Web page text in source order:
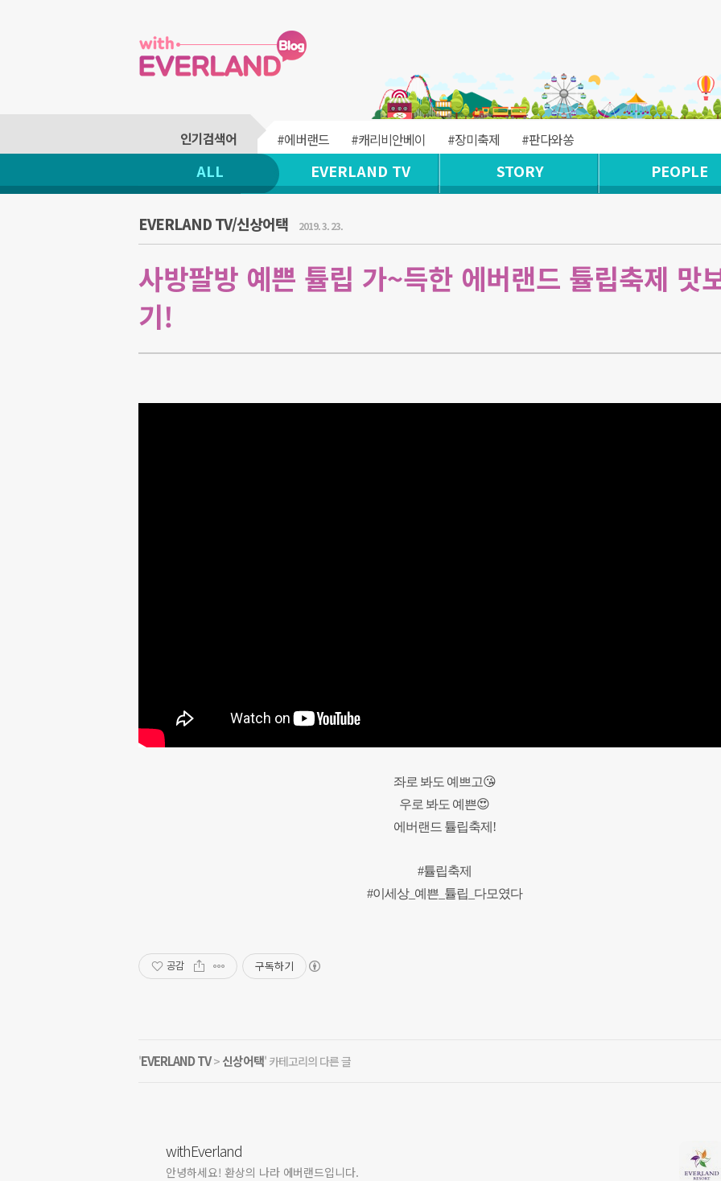
#에버랜드 #캐리비안베이 #장미축제 #판다와쏭
ALL EVERLAND TV STORY PEOPLE
EVERLAND TV/신상어택 2019. 3. 23.
사방팔방 예쁜 튤립 가~득한 에버랜드 튤립축제 맛
기!
좌로 봐도 예쁘고😘
우로 봐도 예쁜😍
에버랜드 튤립축제!
#튤립축제
#이세상_예쁜_튤립_다모였다
공감 구독하기
'EVERLAND TV> 신상어택' 카테고리의 다른 글
withEverland
안녕하세요! 환상의 나라 에버랜드입니다.